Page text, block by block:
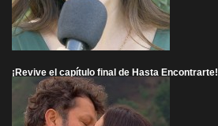
¡Revive el capítulo final de Hasta Encontrarte!